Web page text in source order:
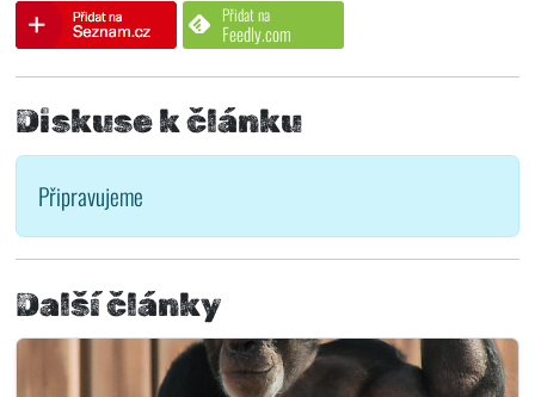
Přidat na
Feedly.com
Diskuse k článku
Připravujeme
Další články